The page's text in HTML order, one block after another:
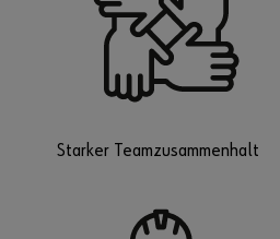
Starker Teamzusammenhalt